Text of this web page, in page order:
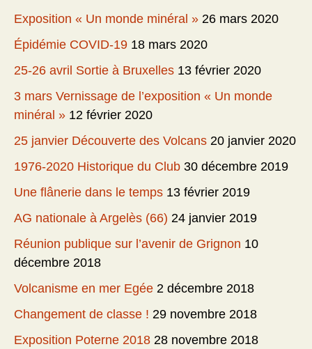
Exposition « Un monde minéral » 26 mars 2020
Épidémie COVID-19 18 mars 2020
25-26 avril Sortie à Bruxelles 13 février 2020
3 mars Vernissage de l’exposition « Un monde
minéral » 12 février 2020
25 janvier Découverte des Volcans 20 janvier 2020
1976-2020 Historique du Club 30 décembre 2019
Une flânerie dans le temps 13 février 2019
AG nationale à Argelès (66) 24 janvier 2019
Réunion publique sur l’avenir de Grignon 10
décembre 2018
Volcanisme en mer Egée 2 décembre 2018
Changement de classe ! 29 novembre 2018
Exposition Poterne 2018 28 novembre 2018